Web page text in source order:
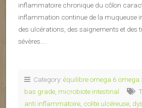
inflammatoire chronique du côlon
inflammation continue de la muqueuse
des ulcérations, des saignements et des
sévères….
Category: équilibre omega 6 omega
bas grade microbiote intestinal
anti inflammatoire colite ulcéreuse